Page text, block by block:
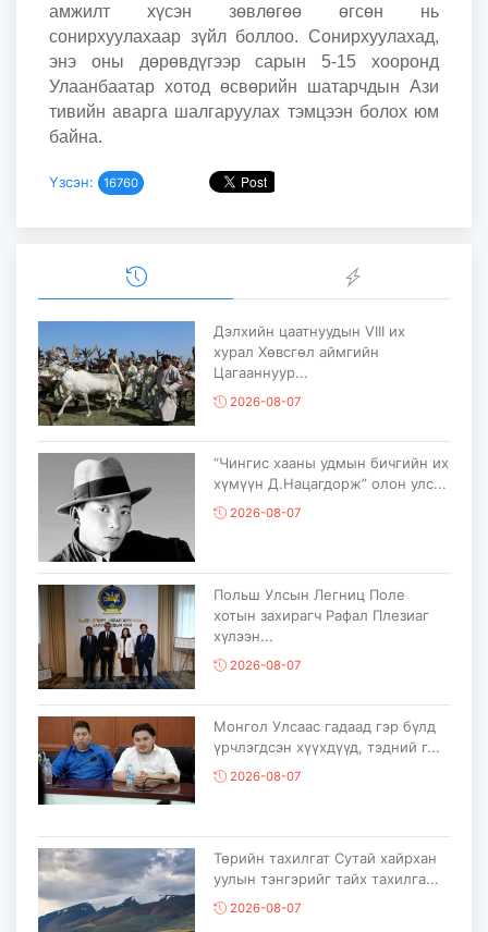
амжилт хүсэн зөвлөгөө өгсөн нь
сонирхуулахаар зүйл боллоо. Сонирхуулахад,
энэ оны дөрөвдүгээр сарын 5-15 хооронд
Улаанбаатар хотод өсвөрийн шатарчдын Ази
тивийн аварга шалгаруулах тэмцээн болох юм
байна.
Үзсэн: 16760
Дэлхийн цаатнуудын VIII их
хурал Хөвсгөл аймгийн
Цагааннуур...
2026-08-07
“Чингис хааны удмын бичгийн их
хүмүүн Д.Нацагдорж” олон улс...
2026-08-07
Польш Улсын Легниц Поле
хотын захирагч Рафал Плезиаг
хүлээн...
2026-08-07
Монгол Улсаас гадаад гэр бүлд
үрчлэгдсэн хүүхдүүд, тэдний г...
2026-08-07
Төрийн тахилгат Сутай хайрхан
уулын тэнгэрийг тайх тахилга...
2026-08-07